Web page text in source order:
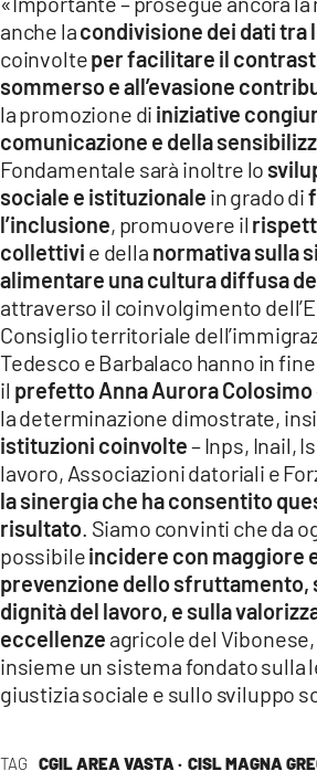
TAG CGIL AREA VASTA · CISL MAGNA
anche lacondivisione dei dati tra
coinvolteper facilitare il
sommerso e all’evasione
la promozione di iniziative
comunicazione e della
Fondamentale sarà inoltre lo
sociale e istituzionale in grado di
l’inclusione, promuovere il
collettivi e della normativa sulla
alimentare una cultura diffusa
attraverso il coinvolgimento
Consiglio territoriale
Tedesco e Barbalaco hanno in
il prefetto Anna Aurora Colosimo
la determinazione dimostrate,
istituzioni coinvolte– Inps, Inail,
lavoro, Associazioni datoriali e
la sinergia che ha consentito
risultato . Siamo convinti che da
possibileincidere con maggiore
prevenzione dello sfruttamento,
dignità del lavoro, e sulla
eccellenze agricole del
insieme un sistema fondato sulla
giustizia sociale e sullo sviluppo